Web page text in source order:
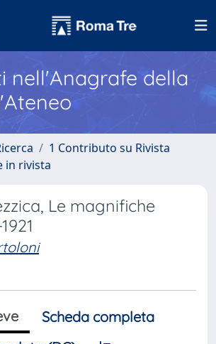
nell'Anagrafe della
1 Contributo su Rivista
in rivista
Le magnifiche
Scheda completa